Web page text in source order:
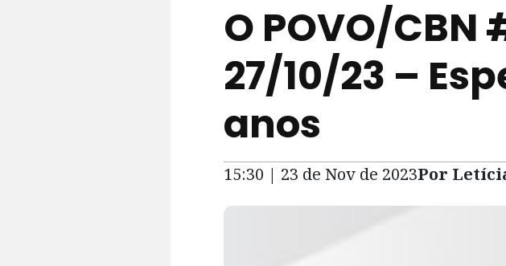
O POVO/
27/10/23 –
anos
15:30 | 23 de Nov de 2023Por